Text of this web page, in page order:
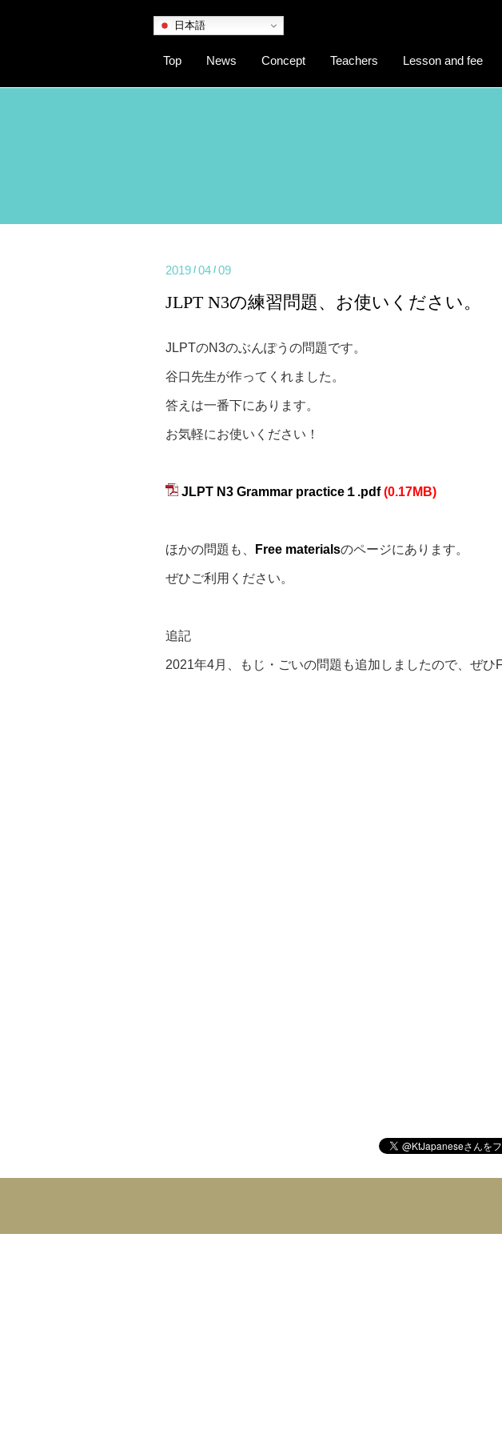
日本語
Top News Concept Teachers Lesson and fee
2019 / 04 / 09
JLPT N3の練習問題、お使いください。
JLPTのN3のぶんぽうの問題です。
谷口先生が作ってくれました。
答えは一番下にあります。
お気軽にお使いください！
JLPT N3 Grammar practice１.pdf(0.17MB)
ほかの問題も、 Free materialsのページにあります。
ぜひご利用ください。
追記
2021年4月、もじ・ごいの問題も追加しましたので、ぜひ